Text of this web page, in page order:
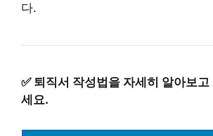
다.
✅ 퇴직서 작성법을 자세히 알아보
세요.